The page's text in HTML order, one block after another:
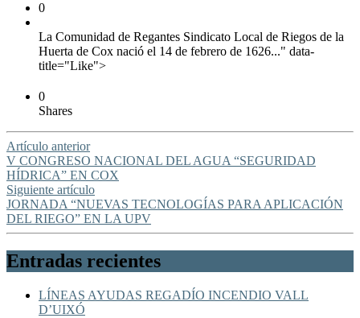
0
La Comunidad de Regantes Sindicato Local de Riegos de la
Huerta de Cox nació el 14 de febrero de 1626..." data-
title="Like">
0
Shares
Artículo anterior
V CONGRESO NACIONAL DEL AGUA “SEGURIDAD
HÍDRICA” EN COX
Siguiente artículo
JORNADA “NUEVAS TECNOLOGÍAS PARA APLICACIÓN
DEL RIEGO” EN LA UPV
Entradas recientes
LÍNEAS AYUDAS REGADÍO INCENDIO VALL
D’UIXÓ